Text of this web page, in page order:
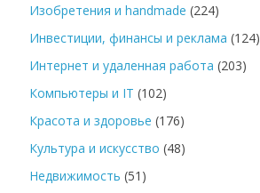
Изобретения и handmade (224)
Инвестиции, финансы и реклама (124)
Интернет и удаленная работа (203)
Компьютеры и IT (102)
Красота и здоровье (176)
Культура и искусство (48)
Недвижимость (51)